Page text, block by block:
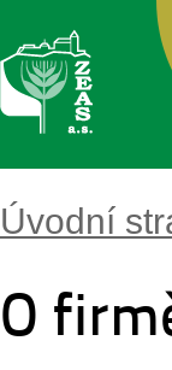
Úvodní
O